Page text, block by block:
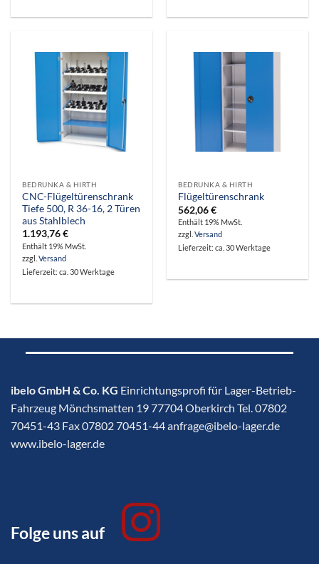
BEDRUNKA & HIRTH
CNC-Flügeltürenschrank
Tiefe 500, R 36-16, 2 Türen
aus Stahlblech
1.193,76€
Enthält 19% MwSt.
zzgl.Versand
Lieferzeit: ca. 30 Werktage
BEDRUNKA & HIRTH
Flügeltürenschrank
562,06€
Enthält 19% MwSt.
zzgl.Versand
Lieferzeit: ca. 30 Werktage
ibelo GmbH & Co. KG Einrichtungsprofi für Lager-Betrieb-
Fahrzeug Mönchsmatten 19 77704 Oberkirch Tel. 07802
70451-43 Fax 07802 70451-44 anfrage@ibelo-lager.de
www.ibelo-lager.de
Folge uns auf